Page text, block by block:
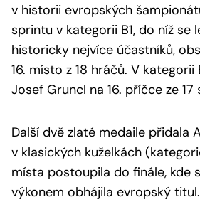
v historii evropských
sprintu v kategorii B1, do níž se
historicky nejvíce účastníků,
16. místo z 18 hráčů. V kategorii
Josef Gruncl na 16. příčce ze
Další dvě zlaté medaile přidala
v klasických kuželkách
místa postoupila do finále, kde
výkonem obhájila evropský